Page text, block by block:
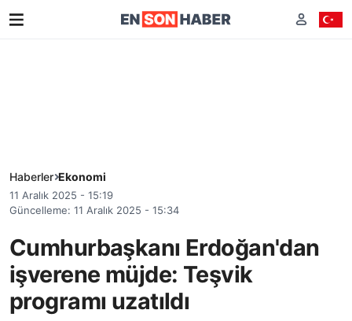
Haberler Ekonomi
11 Aralık 2025 - 15:19
Güncelleme: 11 Aralık 2025 - 15:34
Cumhurbaşkanı Erdoğan'dan
işverene müjde: Teşvik
programı uzatıldı